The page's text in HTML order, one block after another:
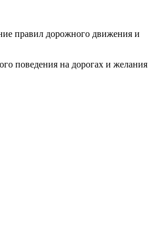
правил дорожного движения и
поведения на дорогах и желания